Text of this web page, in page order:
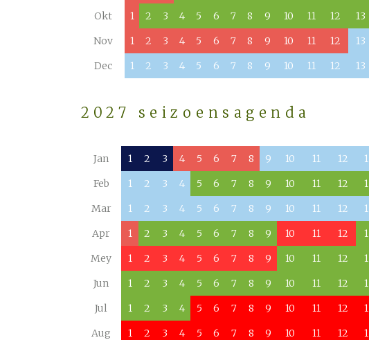
Okt
1 2 3 4 5 6 7 8 9 10 11 12 13
Nov
1 2 3 4 5 6 7 8 9 10 11 12 13
Dec
1 2 3 4 5 6 7 8 9 10 11 12 13
2027 seizoensagenda
Jan 1 2 3 4 5 6 7 8 9 10 11 12
Feb
1 2 3 4 5 6 7 8 9 10 11 12
Mar
1 2 3 4 5 6 7 8 9 10 11 12
Apr
1 2 3 4 5 6 7 8 9 10 11 12
Mey
1 2 3 4 5 6 7 8 9 10 11 12
Jun
1 2 3 4 5 6 7 8 9 10 11 12
Jul
1 2 3 4 5 6 7 8 9 10 11 12
Aug
1 2 3 4 5 6 7 8 9 10 11 12